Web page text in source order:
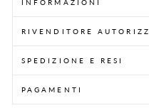
INFORMAZIONI
RIVENDITORE
SPEDIZIONE E RESI
PAGAMENTI